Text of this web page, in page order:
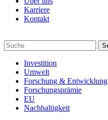
Karriere
Kontakt
Investition
Umwelt
Forschung & Entwicklung
Forschungsprämie
EU
Nachhaltigkeit